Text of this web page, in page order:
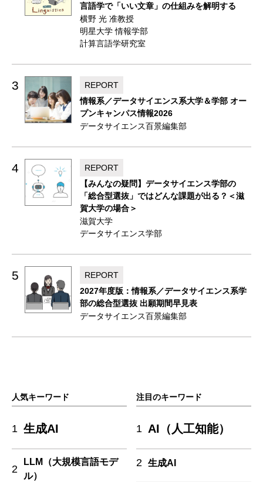
言語学で「いい文章」の仕組みを解明する
横野 光 准教授
明星大学 情報学部
計算言語学研究室
3
REPORT
情報系／データサイエンス系大学＆学部 オー
プンキャンパス情報2026
データサイエンス百景編集部
4
REPORT
【みんなの疑問】データサイエンス学部の
「総合型選抜」ではどんな課題が出る？＜滋
賀大学の場合＞
滋賀大学
データサイエンス学部
5
REPORT
2027年度版：情報系／データサイエンス系学
部の総合型選抜 出願期間早見表
データサイエンス百景編集部
人気キーワード
1 生成AI
2
LLM（大規模言語モデ
ル）
注目のキーワード
1 AI（人工知能）
2 生成AI